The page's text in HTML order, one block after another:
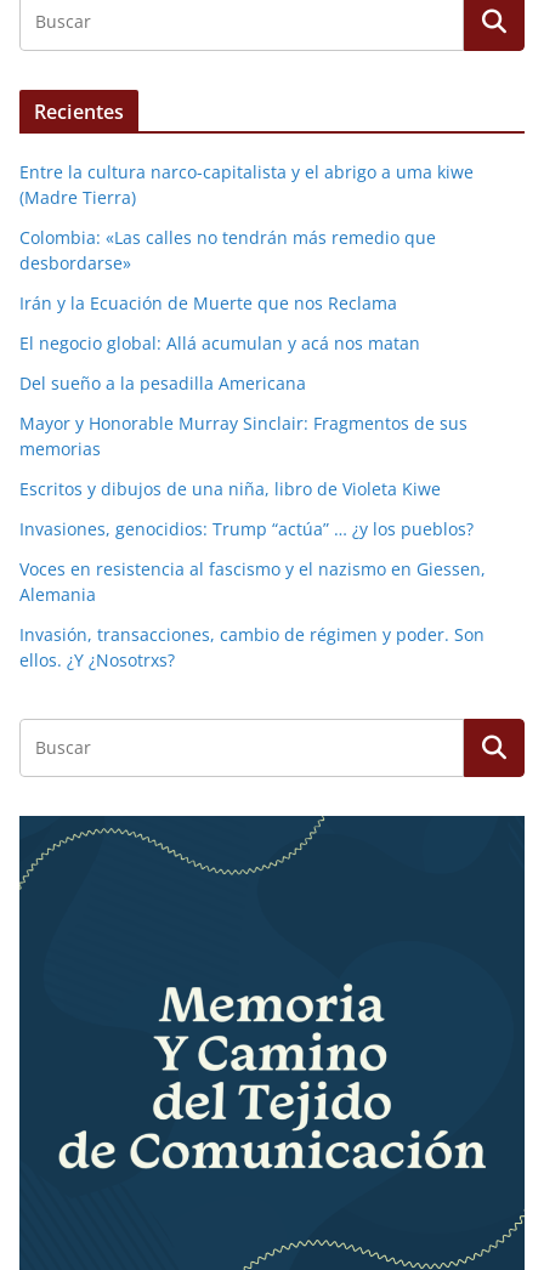
Recientes
Entre la cultura narco-capitalista y el abrigo a uma kiwe
(Madre Tierra)
Colombia: «Las calles no tendrán más remedio que
desbordarse»
Irán y la Ecuación de Muerte que nos Reclama
El negocio global: Allá acumulan y acá nos matan
Del sueño a la pesadilla Americana
Mayor y Honorable Murray Sinclair: Fragmentos de sus
memorias
Escritos y dibujos de una niña, libro de Violeta Kiwe
Invasiones, genocidios: Trump “actúa” … ¿y los pueblos?
Voces en resistencia al fascismo y el nazismo en Giessen,
Alemania
Invasión, transacciones, cambio de régimen y poder. Son
ellos. ¿Y ¿Nosotrxs?